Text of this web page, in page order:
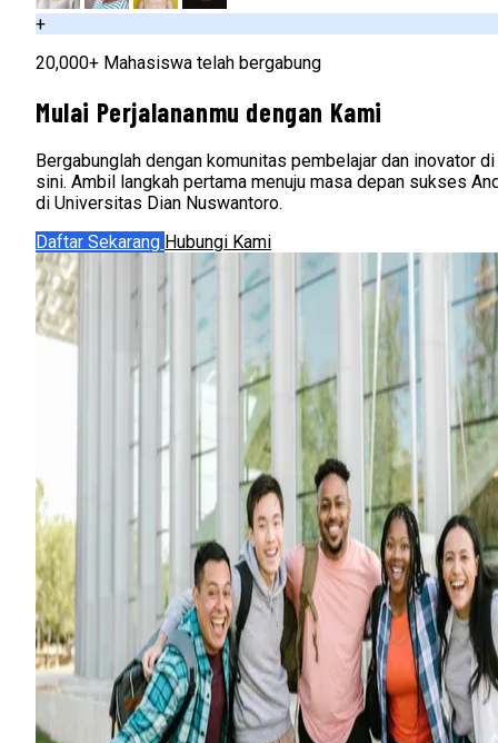
+
20,000+ Mahasiswa telah bergabung
Mulai Perjalananmu dengan Kami
Bergabunglah dengan komunitas pembelajar dan inovator di
sini. Ambil langkah pertama menuju masa depan sukses
di Universitas Dian Nuswantoro.
Daftar Sekarang Hubungi Kami